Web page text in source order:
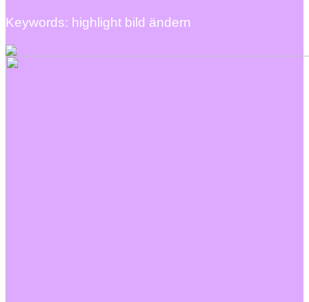
Keywords: highlight bild ändern